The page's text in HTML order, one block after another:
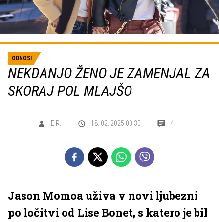
ODNOSI
NEKDANJO ŽENO JE ZAMENJAL ZA
SKORAJ POL MLAJŠO
E.R. 18. 02. 2025 00.30 4
Jason Momoa uživa v novi ljubezni
po ločitvi od Lise Bonet, s katero je bil